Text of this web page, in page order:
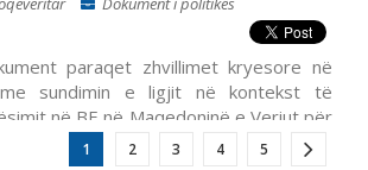
paraqet zhvillimet kryesore në
sundimin e ligjit në kontekst të
në BE në Maqedoninë e Veriut për
prill – qershor 2022. Ai përfshinMë
1 2 3 4 5